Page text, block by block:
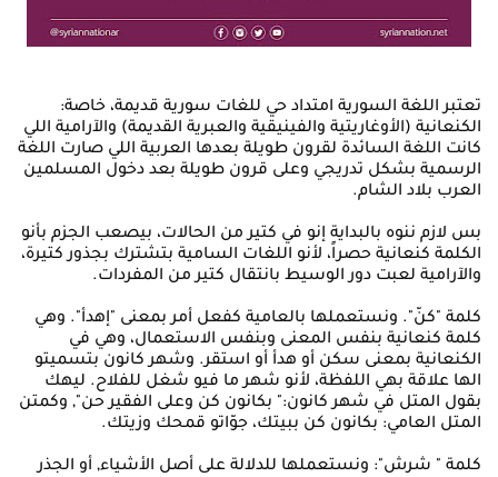
تعتبر اللغة السورية امتداد حي للغات سورية قديمة، خاصة:
الكنعانية (الأوغاريتية والفينيقية والعبرية القديمة) والآرامية اللي
كانت اللغة السائدة لقرون طويلة بعدها العربية اللي صارت اللغة
الرسمية بشكل تدريجي وعلى قرون طويلة بعد دخول المسلمين
العرب بلاد الشام.
بس لازم ننوه بالبداية إنو في كتير من الحالات، بيصعب الجزم بأنو
الكلمة كنعانية حصراً، لأنو اللغات السامية بتشترك بجذور كتيرة،
والآرامية لعبت دور الوسيط بانتقال كتير من المفردات.
كلمة "كنّ". ونستعملها بالعامية كفعل أمر بمعنى "إهدأ". وهي
كلمة كنعانية بنفس المعنى وبنفس الاستعمال، وهي في
الكنعانية بمعنى سكن أو هدأ أو استقر. وشهر كانون بتسميتو
الها علاقة بهي اللفظة، لأنو شهر ما فيو شغل للفلاح. ليهك
بقول المتل في شهر كانون:" بكانون كن وعلى الفقير حن", وكمتن
المتل العامي: بكانون كن ببيتك، جوّاتو قمحك وزيتك.
كلمة " شرش": ونستعملها للدلالة على أصل الأشياء, أو الجذر